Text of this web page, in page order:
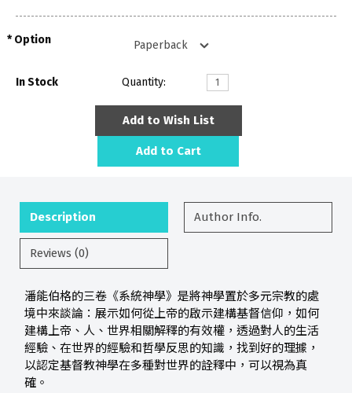
Option
In Stock Quantity:
Add to Wish List
Add to Cart
Description Author Info.
Reviews (0)
潘能伯格的三卷《系統神學》是將神學置於多元宗教的處
境中來談論：展示如何從上帝的啟示建構基督信仰，如何
建構上帝、人、世界相關解釋的有效權，透過對人的生活
經驗、在世界的經驗和哲學反思的知識，找到好的理據，
以認定基督教神學在多種對世界的詮釋中，可以視為真
確。